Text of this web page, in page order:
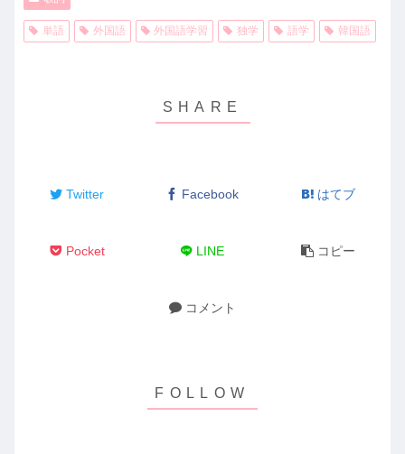
単語 外国語 外国語学習 独学 語学 韓国語
Twitter Facebook はてブ
Pocket LINE コピー
コメント